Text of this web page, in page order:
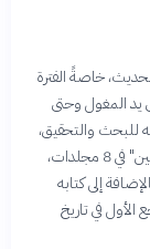
خاصةً الفترة
من سقوط بغداد عام 1258م على يد المغول وحتى
العزاوي حياته للبحث والتحقيق،
حيث أصدر موسوعته الضخمة "تاريخ العراق بين احتلالين" في 8 مجلدات،
إلى كتابه
المرجع الأول في تاريخ